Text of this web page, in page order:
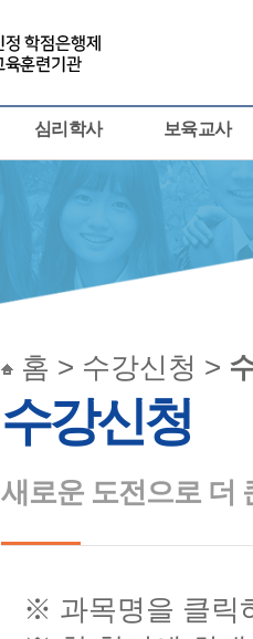
심리학사 보육교사
홈 > 수강신청 >
수강신청
새로운 도전으로 더
※ 과목명을 클릭